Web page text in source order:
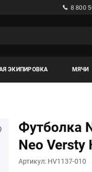
8 800
ЭКИПИРОВКА МЯЧИ
Футболка
Neo Versty
Артикул: HV1137-010